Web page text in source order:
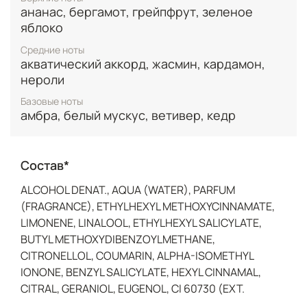
ананас, бергамот, грейпфрут, зеленое
яблоко
Средние ноты
акватический аккорд, жасмин, кардамон,
нероли
Базовые ноты
амбра, белый мускус, ветивер, кедр
Состав*
ALCOHOL DENAT., AQUA (WATER), PARFUM
(FRAGRANCE), ETHYLHEXYL METHOXYCINNAMATE,
LIMONENE, LINALOOL, ETHYLHEXYL SALICYLATE,
BUTYL METHOXYDIBENZOYLMETHANE,
CITRONELLOL, COUMARIN, ALPHA-ISOMETHYL
IONONE, BENZYL SALICYLATE, HEXYL CINNAMAL,
CITRAL, GERANIOL, EUGENOL, CI 60730 (EXT.